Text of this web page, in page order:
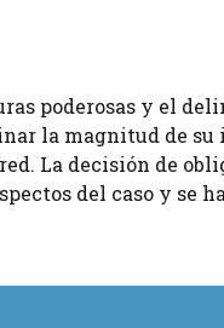
poderosas y el
la magnitud de
La decisión de
del caso y se